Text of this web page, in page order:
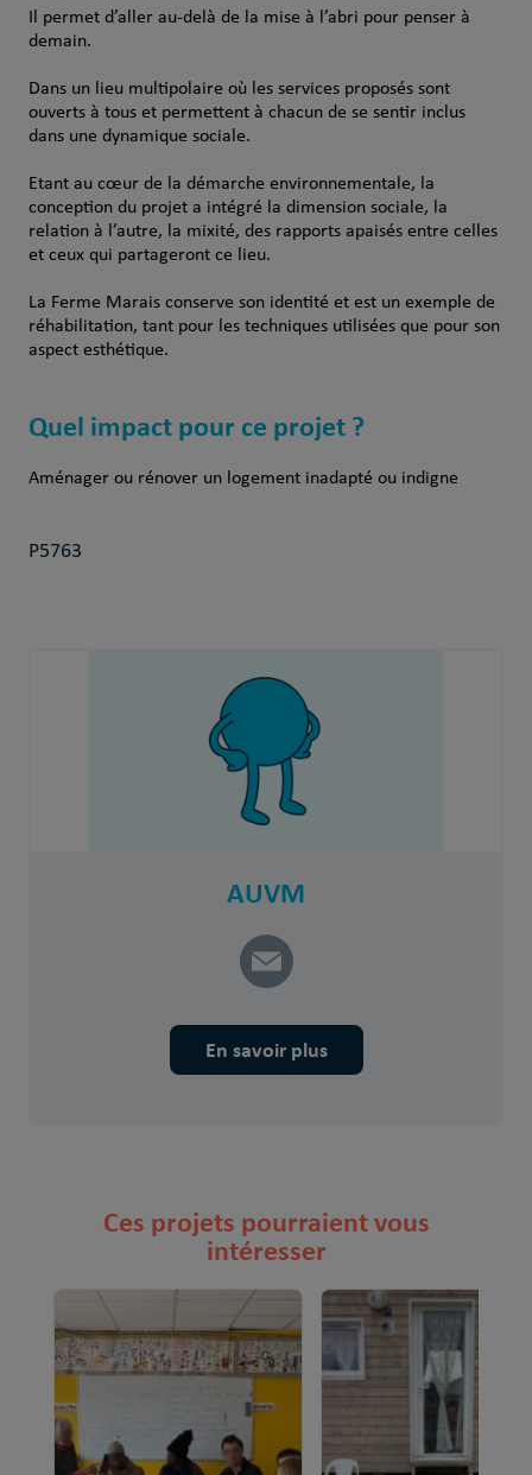
Il permet d’aller au-delà de la mise à l’abri pour penser à
demain.
Dans un lieu multipolaire où les services proposés sont
ouverts à tous et permettent à chacun de se sentir inclus
dans une dynamique sociale.
Etant au cœur de la démarche environnementale, la
conception du projet a intégré la dimension sociale, la
relation à l’autre, la mixité, des rapports apaisés entre celles
et ceux qui partageront ce lieu.
La Ferme Marais conserve son identité et est un exemple de
réhabilitation, tant pour les techniques utilisées que pour son
aspect esthétique.
Quel impact pour ce projet ?
Aménager ou rénover un logement inadapté ou indigne
P5763
AUVM
En savoir plus
Ces projets pourraient vous
intéresser